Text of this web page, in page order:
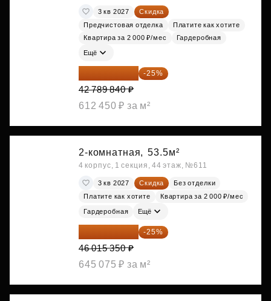
3 кв 2027
Скидка
Предчистовая отделка
Платите как хотите
Квартира за 2 000 ₽/мес
Гардеробная
Ещё
32 092 380 ₽ -25%
42 789 840 ₽
612 450 ₽ за м²
2-комнатная, 53.5м²
4 корпус, 1 секция, 44 этаж, №611
3 кв 2027 Скидка
Без отделки
Платите как хотите
Квартира за 2 000 ₽/мес
Гардеробная Ещё
34 511 513 ₽ -25%
46 015 350 ₽
645 075 ₽ за м²